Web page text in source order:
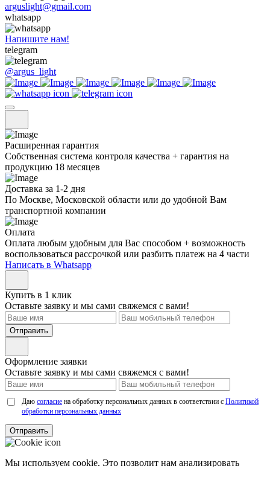
arguslight@gmail.com
whatsapp
Напишите нам!
telegram
@argus_light
Расширенная гарантия
Собственная система контроля качества + гарантия на
продукцию 18 месяцев
Доставка за 1-2 дня
По Москве, Московской области или до удобной Вам
транспортной компании
Оплата
Оплата любым удобным для Вас способом + возможность
воспользоваться рассрочкой или разбить платеж на 4 части
Написать в Whatsapp
Купить в 1 клик
Оставьте заявку и мы сами свяжемся с вами!
Отправить
Оформление заявки
Оставьте заявку и мы сами свяжемся с вами!
Даю согласие на обработку персональных данных в соответствии с Политикой
обработки персональных данных
Отправить
Мы используем cookie. Это позволит нам анализировать